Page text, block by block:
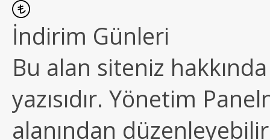
İndirim Günleri
Bu alan siteniz
yazısıdır. Yönetim
alanından